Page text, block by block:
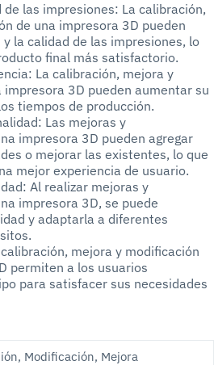
de las impresiones: La calibración,
de una impresora 3D pueden
la calidad de las impresiones, lo
final más satisfactorio.
La calibración, mejora y
impresora 3D pueden aumentar su
tiempos de producción.
Las mejoras y
impresora 3D pueden agregar
o mejorar las existentes, lo que
mejor experiencia de usuario.
Al realizar mejoras y
impresora 3D, se puede
y adaptarla a diferentes
mejora y modificación
permiten a los usuarios
para satisfacer sus necesidades
Modificación, Mejora